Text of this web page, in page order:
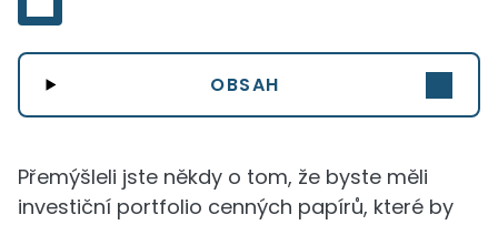
OBSAH
Přemýšleli jste někdy o tom, že byste měli
investiční portfolio cenných papírů, které by